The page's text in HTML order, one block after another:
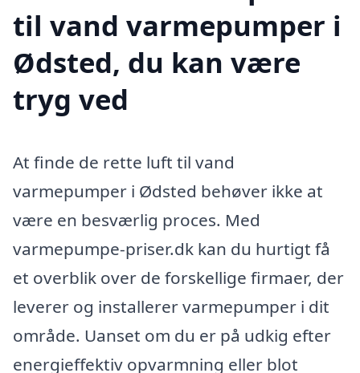
til vand varmepumper i
Ødsted, du kan være
tryg ved
At finde de rette luft til vand
varmepumper i Ødsted behøver ikke at
være en besværlig proces. Med
varmepumpe-priser.dk kan du hurtigt få
et overblik over de forskellige firmaer, der
leverer og installerer varmepumper i dit
område. Uanset om du er på udkig efter
energieffektiv opvarmning eller blot